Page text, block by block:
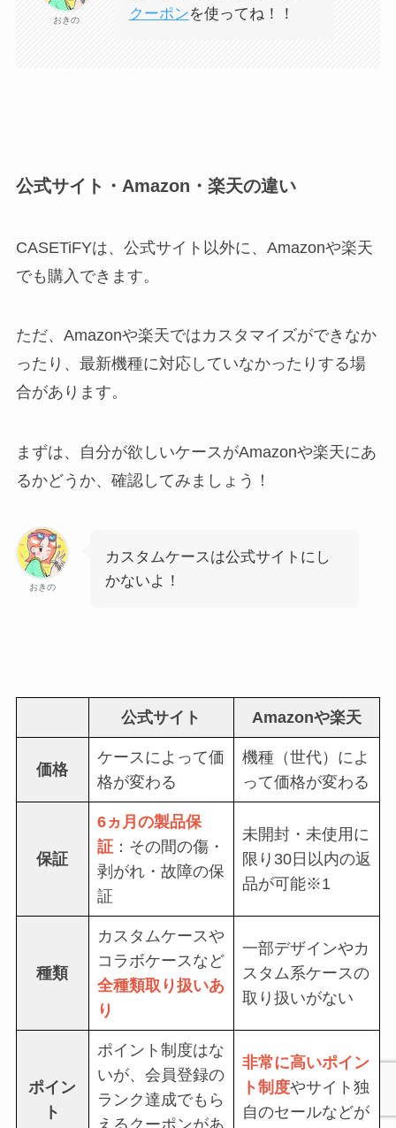
おきの
クーポンを使ってね！！
公式サイト・Amazon・楽天の違い
CASETiFYは、公式サイト以外に、Amazonや楽天
でも購入できます。
ただ、Amazonや楽天ではカスタマイズができなか
ったり、最新機種に対応していなかったりする場
合があります。
まずは、自分が欲しいケースがAmazonや楽天にあ
るかどうか、確認してみましょう！
おきの
カスタムケースは公式サイトにし
かないよ！
公式サイト Amazonや楽天
価格
ケースによって価
格が変わる
機種（世代）によ
って価格が変わる
保証
6ヵ月の製品保
証：その間の傷・
剥がれ・故障の保
証
未開封・未使用に
限り30日以内の返
品が可能※1
種類
カスタムケースや
コラボケースなど
全種類取り扱いあ
り
一部デザインやカ
スタム系ケースの
取り扱いがない
ポイン
ト
ポイント制度はな
いが、会員登録の
ランク達成でもら
えるクーポンがあ
非常に高いポイン
ト制度やサイト独
自のセールなどが